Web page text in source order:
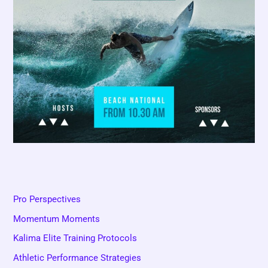
Pro Perspectives
Momentum Moments
Kalima Elite Training Protocols
Athletic Performance Strategies